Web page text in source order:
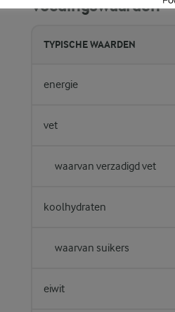
Voedingswaarden
TYPISCHE WAARDEN
energie
vet
waarvan verzadigd vet
koolhydraten
waarvan suikers
eiwit